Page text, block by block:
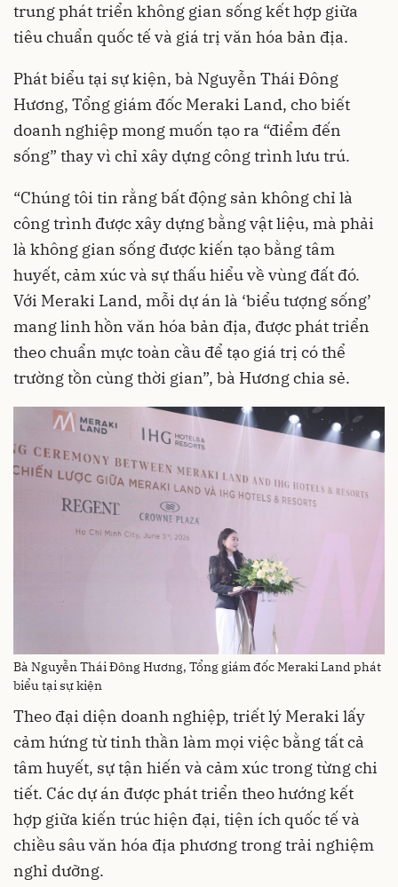
trung phát triển không gian sống kết hợp giữa
tiêu chuẩn quốc tế và giá trị văn hóa bản địa.
Phát biểu tại sự kiện, bà Nguyễn Thái Đông
Hương, Tổng giám đốc Meraki Land, cho biết
doanh nghiệp mong muốn tạo ra “điểm đến
sống” thay vì chỉ xây dựng công trình lưu trú.
“Chúng tôi tin rằng bất động sản không chỉ là
công trình được xây dựng bằng vật liệu, mà phải
là không gian sống được kiến tạo bằng tâm
huyết, cảm xúc và sự thấu hiểu về vùng đất đó.
Với Meraki Land, mỗi dự án là ‘biểu tượng sống’
mang linh hồn văn hóa bản địa, được phát triển
theo chuẩn mực toàn cầu để tạo giá trị có thể
trường tồn cùng thời gian”, bà Hương chia sẻ.
Bà Nguyễn Thái Đông Hương, Tổng giám đốc Meraki Land phát
biểu tại sự kiện
Theo đại diện doanh nghiệp, triết lý Meraki lấy
cảm hứng từ tinh thần làm mọi việc bằng tất cả
tâm huyết, sự tận hiến và cảm xúc trong từng chi
tiết. Các dự án được phát triển theo hướng kết
hợp giữa kiến trúc hiện đại, tiện ích quốc tế và
chiều sâu văn hóa địa phương trong trải nghiệm
nghỉ dưỡng.